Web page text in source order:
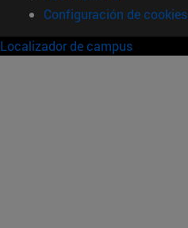
Configuración de cookies
Localizador de campus